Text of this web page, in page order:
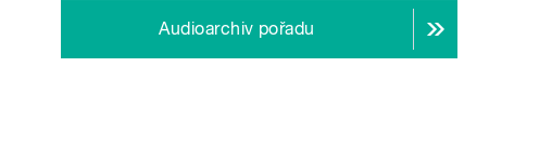
Audioarchiv pořadu